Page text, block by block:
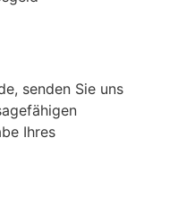
senden Sie uns
Ihres